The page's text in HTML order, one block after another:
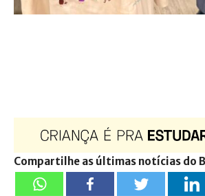
Compartilhe as últimas notícias do